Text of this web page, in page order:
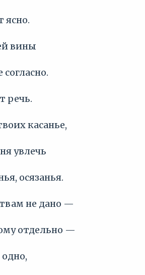
ясно.
вины
речь.
касанье,
увлечь
осязанья.
не дано —
отдельно —